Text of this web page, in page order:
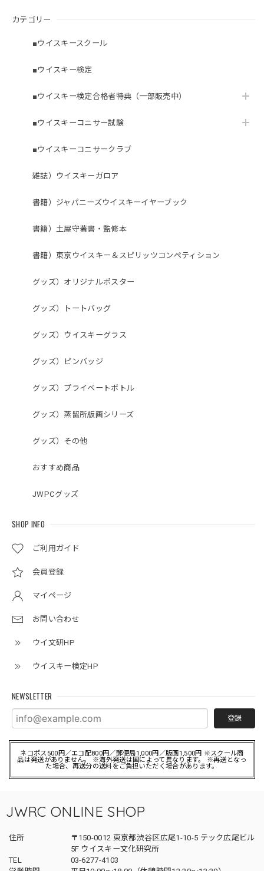
カテゴリー
■ウイスキースクール
■ウイスキー検定
■ウイスキー検定合格者特典（一部販売中）
■ウイスキーコニサー試験
■ウイスキーコニサークラブ
雑誌）ウイスキーガロア
書籍）ジャパニーズウイスキーイヤーブック
書籍）土屋守著書・監修本
書籍）東京ウイスキー＆スピリッツコンペティション
グッズ）オリジナルポスター
グッズ）トートバッグ
グッズ）ウイスキーグラス
グッズ）ピンバッジ
グッズ）プライベートボトル
グッズ）蒸留所版画シリーズ
グッズ）その他
おすすめ商品
JWPCグッズ
SHOP INFO
ご利用ガイド
会員登録
マイページ
お問い合わせ
ウイ文研HP
ウイスキー検定HP
NEWSLETTER
登録
ネコポス500円／エコ配800円／郵便局1,000円／版画1,500円 ※スクール商
品は発送がありません。 ※海外発送は国によって異なります。 ※再送となっ
た場合、再送分の送料をご負担いただく場合があります。
JWRC ONLINE SHOP
住所
〒150-0012 東京都渋谷区広尾1-10-5 テック広尾ビル
5F ウイスキー文化研究所
TEL
03-6277-4103